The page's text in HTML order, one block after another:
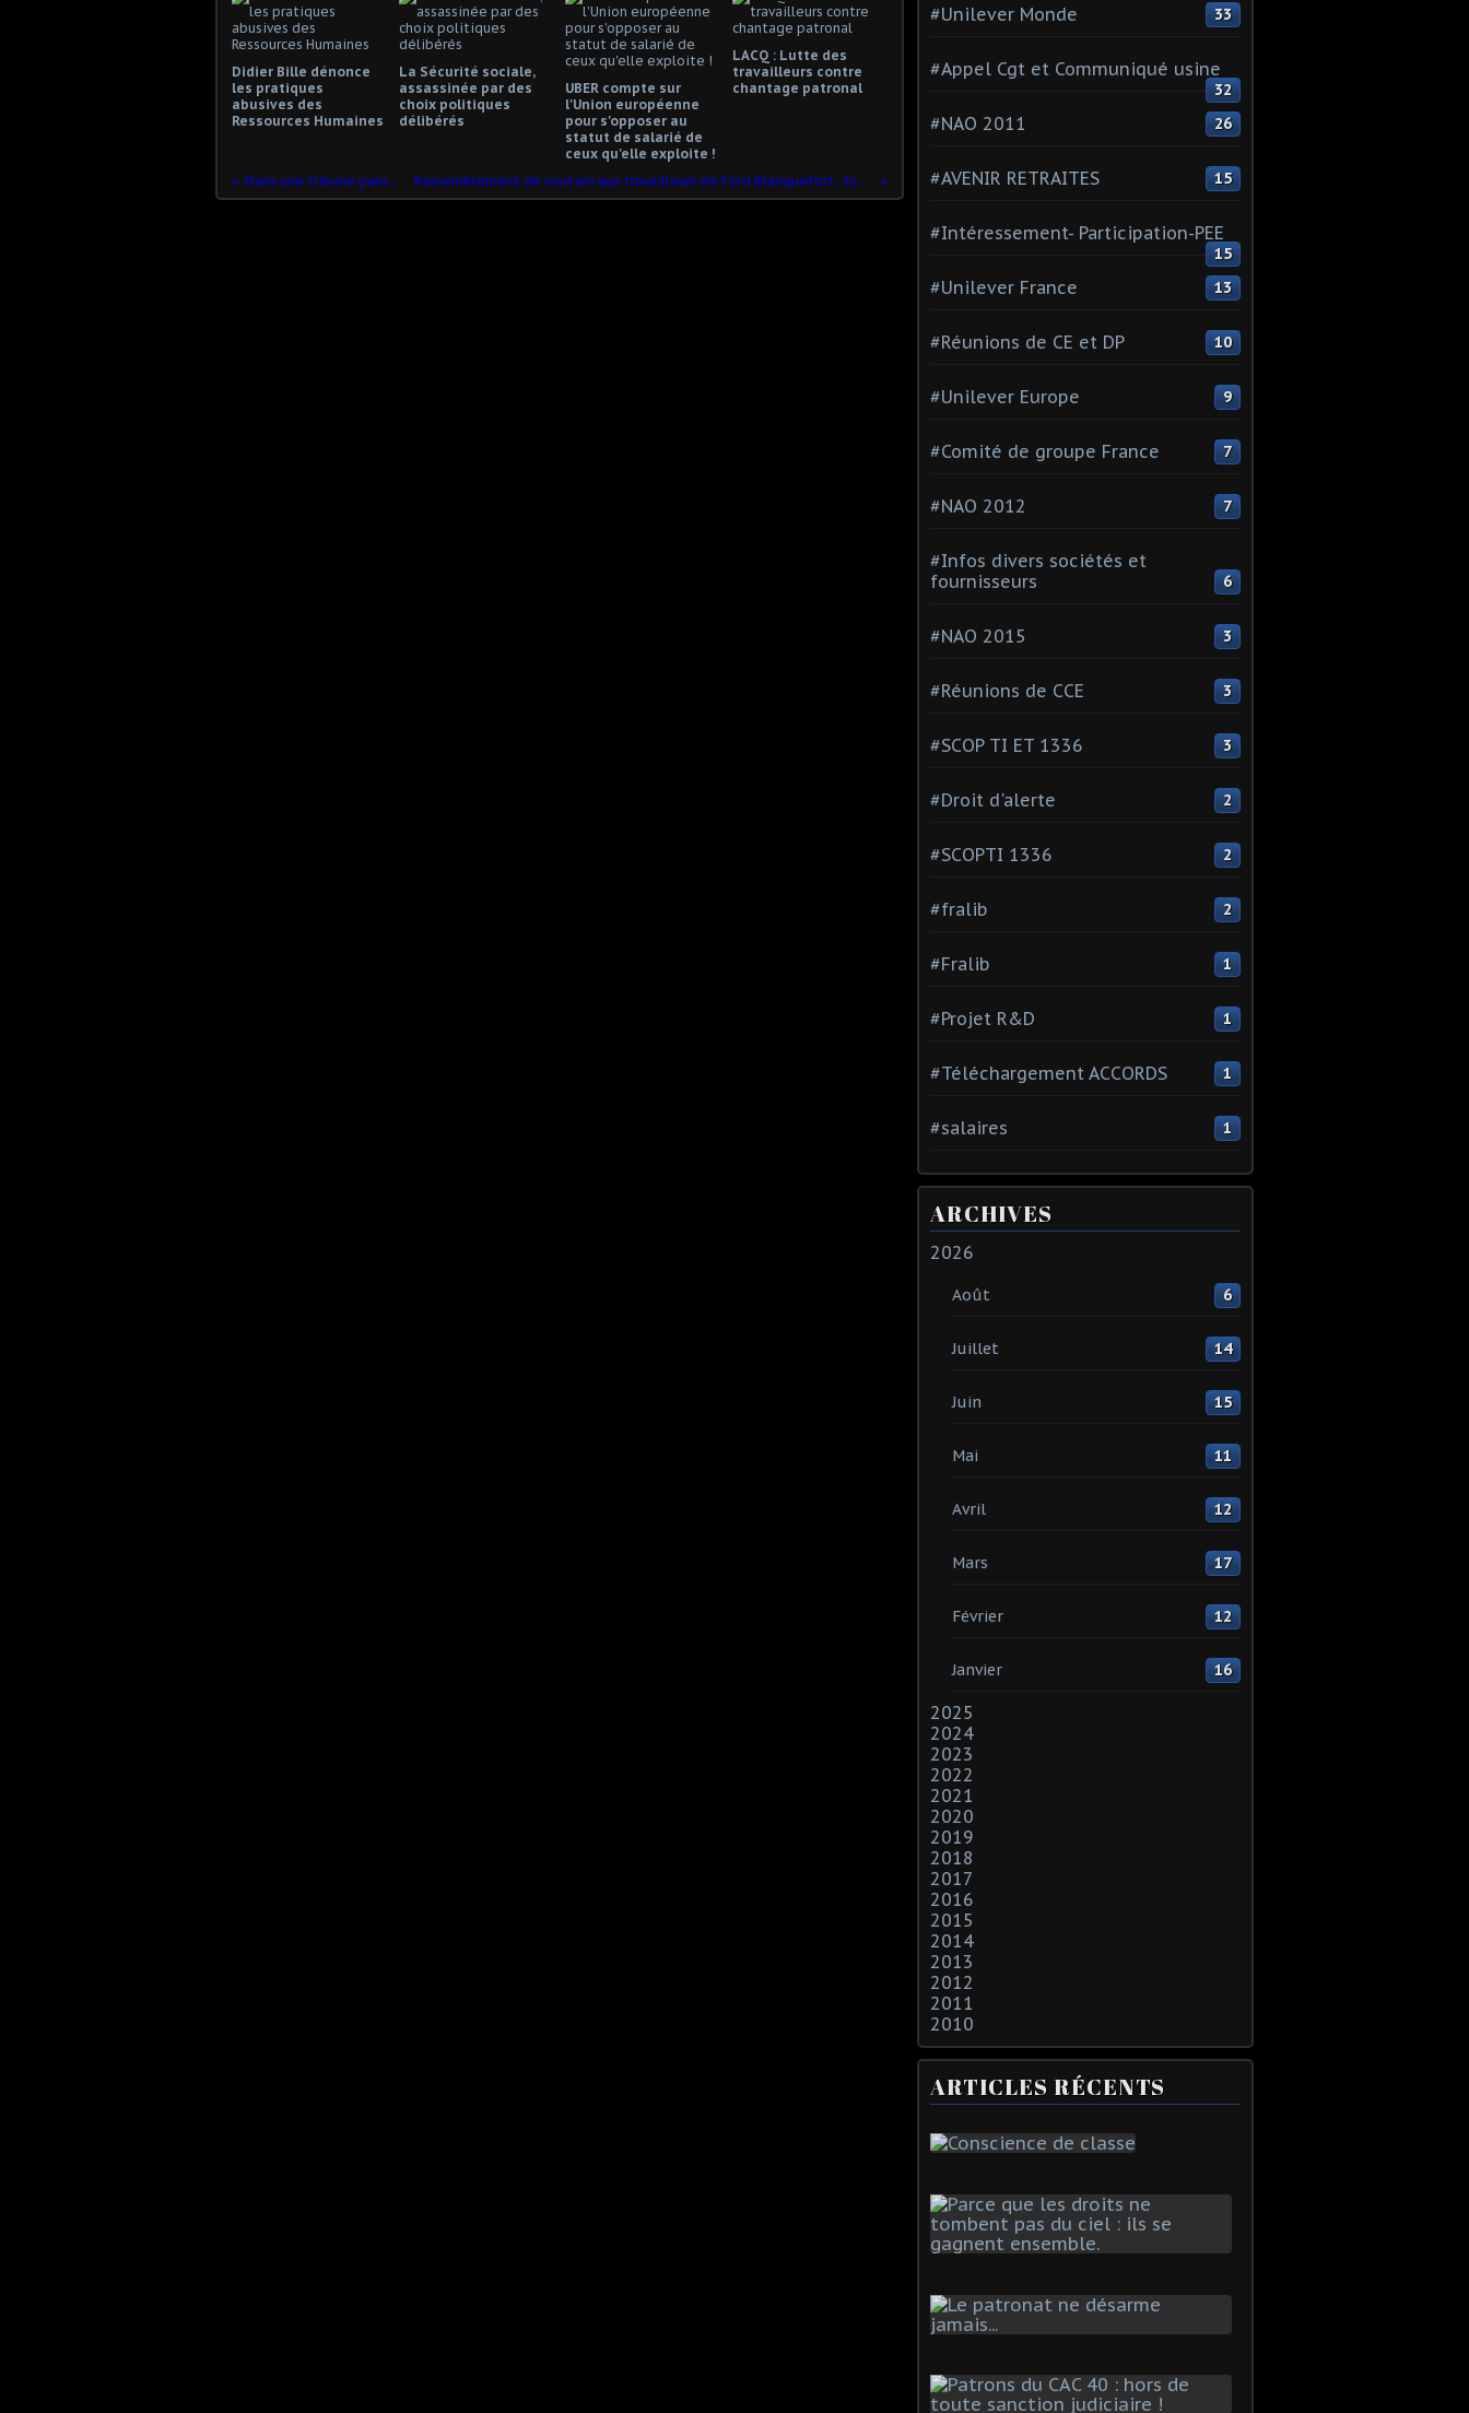
Didier Bille dénonce
les pratiques
abusives des
Ressources Humaines
La Sécurité sociale,
assassinée par des
choix politiques
délibérés
UBER compte sur
l'Union européenne
pour s'opposer au
statut de salarié de
ceux qu'elle exploite !
LACQ : Lutte des
travailleurs contre
chantage patronal
Dans une tribune parue dans le JDD Rassemblement de soutien aux travailleurs de Ford Blanquefort : Intervention de Jean-Pierre Mercier
#Unilever Monde 33
#Appel Cgt et Communiqué usine
32
#NAO 2011 26
#AVENIR RETRAITES 15
#Intéressement- Participation-PEE
15
#Unilever France 13
#Réunions de CE et DP 10
#Unilever Europe 9
#Comité de groupe France 7
#NAO 2012 7
#Infos divers sociétés et
fournisseurs
6
#NAO 2015 3
#Réunions de CCE 3
#SCOP TI ET 1336 3
#Droit d'alerte 2
#SCOPTI 1336 2
#fralib 2
#Fralib 1
#Projet R&D 1
#Téléchargement ACCORDS 1
#salaires 1
ARCHIVES
2026
Août 6
Juillet 14
Juin 15
Mai 11
Avril 12
Mars 17
Février 12
Janvier 16
2025
2024
2023
2022
2021
2020
2019
2018
2017
2016
2015
2014
2013
2012
2011
2010
ARTICLES RÉCENTS